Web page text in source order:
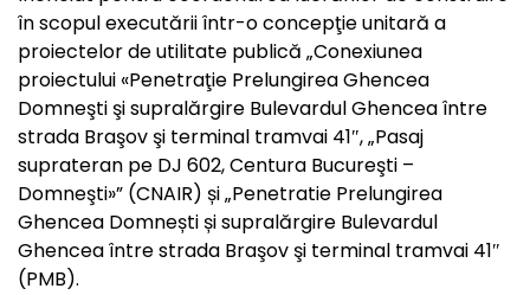
în scopul executării într-o concepţie unitară a
proiectelor de utilitate publică „Conexiunea
proiectului «Penetraţie Prelungirea Ghencea
Domneşti şi supralărgire Bulevardul Ghencea între
strada Braşov şi terminal tramvai 41″, „Pasaj
suprateran pe DJ 602, Centura Bucureşti –
Domneşti»” (CNAIR) și „Penetratie Prelungirea
Ghencea Domnești și supralărgire Bulevardul
Ghencea între strada Braşov şi terminal tramvai 41″
(PMB).